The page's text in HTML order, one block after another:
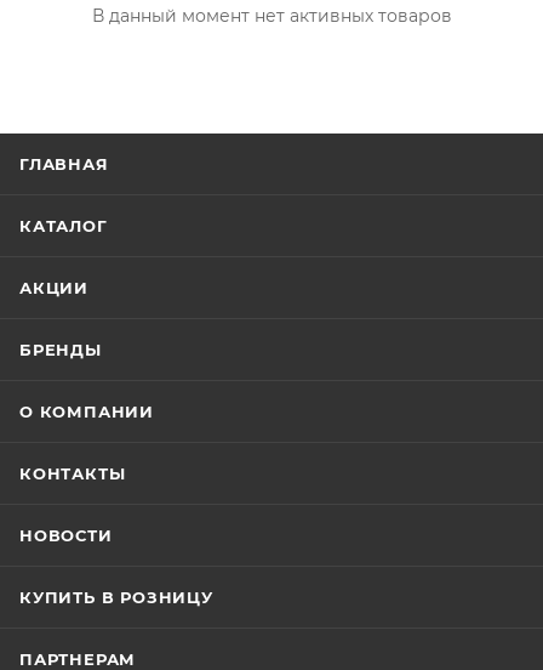
В данный момент нет активных товаров
ГЛАВНАЯ
КАТАЛОГ
АКЦИИ
БРЕНДЫ
О КОМПАНИИ
КОНТАКТЫ
НОВОСТИ
КУПИТЬ В РОЗНИЦУ
ПАРТНЕРАМ